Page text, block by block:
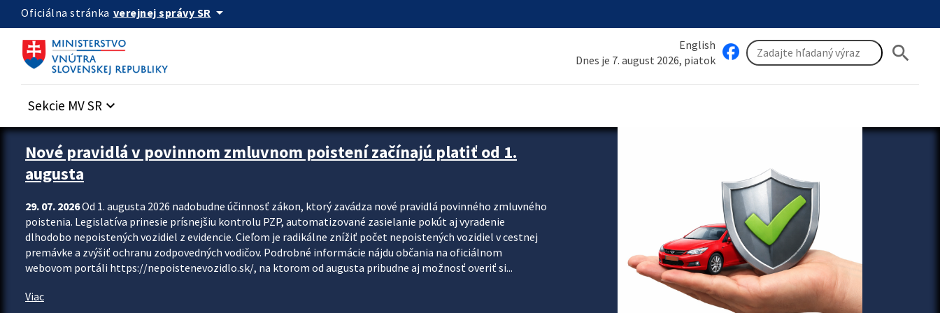
Preskocit na hlavný obsah
Oficiálna stránka verejnej správy SR arrow_drop_down
English
Dnes je 7. august 2026, piatok
search
Sekcie MV SR keyboard_arrow_down
Zastavit automatický posun upútavok
Nové pravidlá v povinnom zmluvnom poistení začínajú platiť od 1.
augusta
29. 07. 2026Od 1. augusta 2026 nadobudne účinnosť zákon, ktorý zavádza nové pravidlá povinného zmluvného
poistenia. Legislatíva prinesie prísnejšiu kontrolu PZP, automatizované zasielanie pokút aj vyradenie
dlhodobo nepoistených vozidiel z evidencie. Cieľom je radikálne znížiť počet nepoistených vozidiel v cestnej
premávke a zvýšiť ochranu zodpovedných vodičov. Podrobné informácie nájdu občania na oficiálnom
webovom portáli https://nepoistenevozidlo.sk/, na ktorom od augusta pribudne aj možnosť overiť si...
Viac